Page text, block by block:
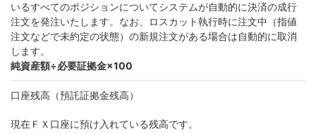
いるすべてのポジションについてシステムが自動的に決済の成行
注文を発注いたします。なお、ロスカット執行時に注文中（指値
注文などで未約定の状態）の新規注文がある場合は自動的に取消
します。
純資産額÷必要証拠金×100
口座残高（預託証拠金残高）
現在ＦＸ口座に預け入れている残高です。